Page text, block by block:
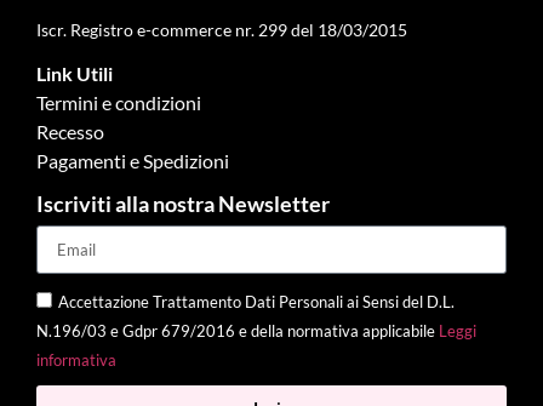
Iscr. Registro e-commerce nr. 299 del 18/03/2015
Link Utili
Termini e condizioni
Recesso
Pagamenti e Spedizioni
Iscriviti alla nostra Newsletter
Accettazione Trattamento Dati Personali ai Sensi del D.L.
N.196/03 e Gdpr 679/2016 e della normativa applicabile Leggi
informativa